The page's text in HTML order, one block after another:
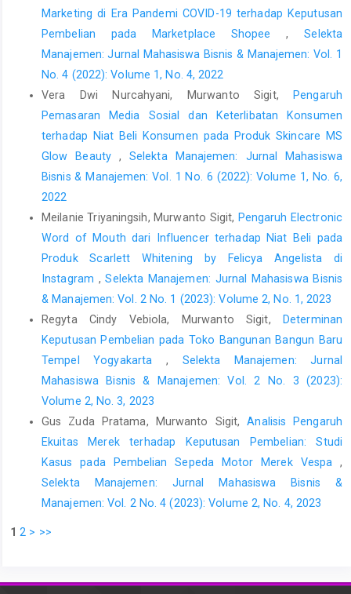
Kriyantono, R. (2021) Teknik Praktis Riset Komunikasi Kuantitatif
dan Kualitatif: Disertai Contoh Praktis Skripsi, Tesis, dan
Disertasi Riset Media, Public Relations, Advertising, Komunikasi
Organisasi, Komunikasi Pemasaran. 2 ed. Jakarta:
Lampe, M. dan Gazda, G.M. (1995) “Green marketing in Europe
interface,” International Business Review, 4(3), hal. 295–312.
Tersedia pada:https://doi.org/10.1016/0969-5931(95)00011-N.
“Theory of planned behavior approach to understand the green
purchasing behavior in the EU: A cross-cultural study,”
Ecological Economics, 125, hal. 38–46. Tersedia pada:
https://doi.org/10.1016/j.ecolecon.2016.02.008.
Mahmoud, T.O. (2018) “Impact of green marketing mix on
purchase intention,” International Journal of Advanced and
Applied Sciences, 5(2), hal. 127–135. Tersedia pada:
https://doi.org/10.21833/ijaas.2018.02.020.
Mao, Y. et al. (2020) “Apple or Huawei: Understanding Flow,
Brand Image, Brand Identity, Brand Personality and Purchase
Intention of Smartphone,” Sustainability, 12(8), hal. 3391.
Tersedia pada:https://doi.org/10.3390/su12083391.
Mourad, M. dan Ahmed, Y.S.E. (2012) “Perception of green
brand in an emerging innovative market,” European Journal of
Innovation Management. Diedit oleh B. Bigliardi dan M. Bertolini,
Saddle River, New Jersey: Prentice- Hall.
Marketing di Era Pandemi COVID-19 terhadap Keputusan
Pembelian pada Marketplace Shopee,Selekta
Manajemen: Jurnal Mahasiswa Bisnis & Manajemen: Vol. 1
No. 4 (2022): Volume 1, No. 4, 2022
Vera Dwi Nurcahyani, Murwanto Sigit,
Pengaruh
Pemasaran Media Sosial dan Keterlibatan Konsumen
terhadap Niat Beli Konsumen pada Produk Skincare MS
Glow Beauty , Selekta Manajemen: Jurnal Mahasiswa
Bisnis & Manajemen: Vol. 1 No. 6 (2022): Volume 1, No. 6,
2022
Meilanie Triyaningsih, Murwanto Sigit, Pengaruh Electronic
Word of Mouth dari Influencer terhadap Niat Beli pada
Produk Scarlett Whitening by Felicya Angelista di
Instagram ,Selekta Manajemen: Jurnal Mahasiswa Bisnis
& Manajemen: Vol. 2 No. 1 (2023): Volume 2, No. 1, 2023
Regyta Cindy Vebiola, Murwanto Sigit,
Determinan
Keputusan Pembelian pada Toko Bangunan Bangun Baru
Tempel Yogyakarta , Selekta Manajemen: Jurnal
Mahasiswa Bisnis & Manajemen: Vol. 2 No. 3 (2023):
Volume 2, No. 3, 2023
Gus Zuda Pratama, Murwanto Sigit,Analisis Pengaruh
Ekuitas Merek terhadap Keputusan Pembelian: Studi
Kasus pada Pembelian Sepeda Motor Merek Vespa ,
Selekta Manajemen: Jurnal Mahasiswa Bisnis &
Manajemen: Vol. 2 No. 4 (2023): Volume 2, No. 4, 2023
1 2 > >>